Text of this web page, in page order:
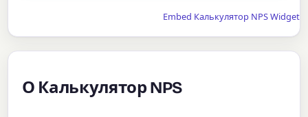
Embed Калькулятор NPS Widget
О Калькулятор NPS